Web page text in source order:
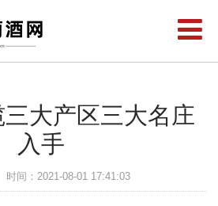
大产区三大名庄
入手
时间：2021-08-01 17:41:03